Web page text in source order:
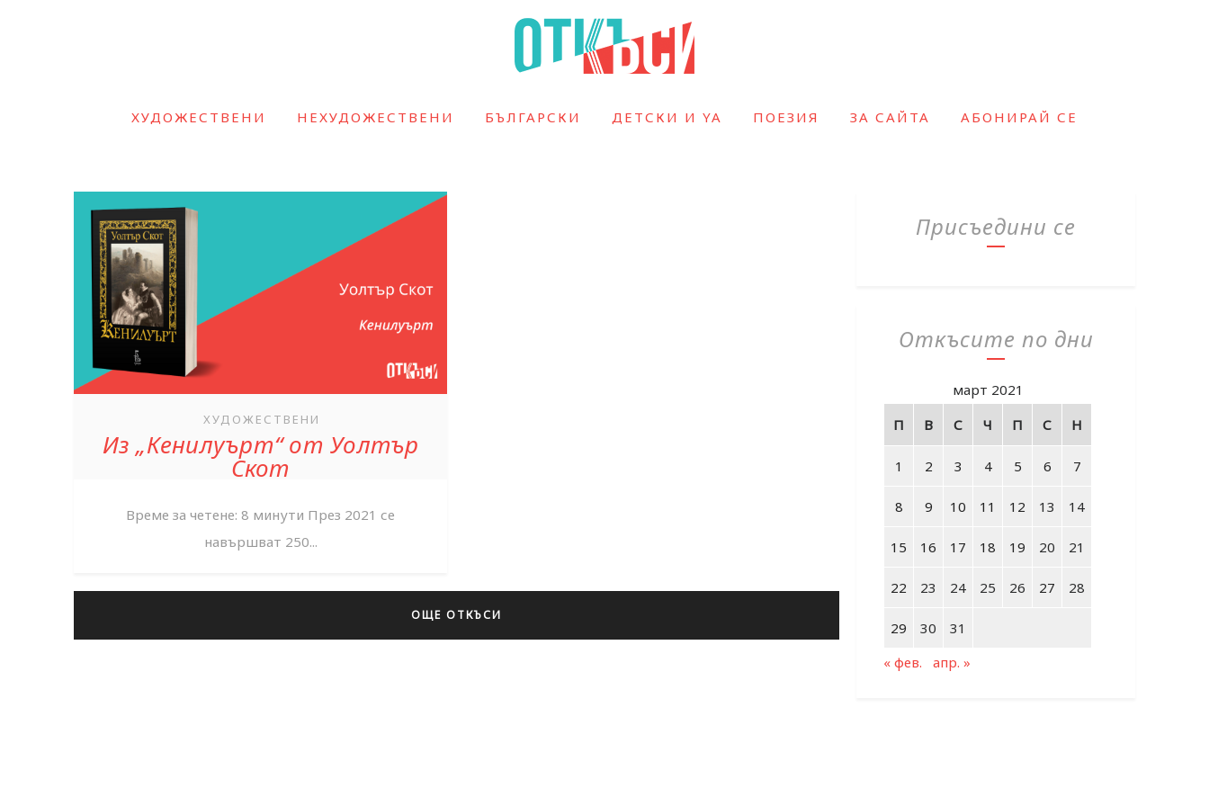
ХУДОЖЕСТВЕНИ НЕХУДОЖЕСТВЕНИ БЪЛГАРСКИ ДЕТСКИ И YA ПОЕЗИЯ ЗА САЙТА АБОНИРАЙ СЕ
ХУДОЖЕСТВЕНИ
Из „Кенилуърт“ от Уолтър
Скот
Време за четене: 8 минути През 2021 се
навършват 250...
ОЩЕ ОТКЪСИ
Присъедини се
Откъсите по дни
март 2021
П
В С Ч П С Н
1 2 3 4 5 6 7
8 9 10 11 12 13 14
15 16 17 18 19 20 21
22 23 24 25 26 27 28
29 30
31
« фев.
апр. »